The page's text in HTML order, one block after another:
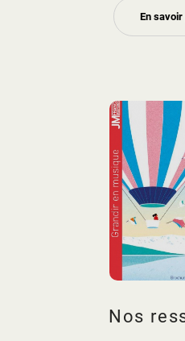
En savoir
2025-2026.jpg
Nos